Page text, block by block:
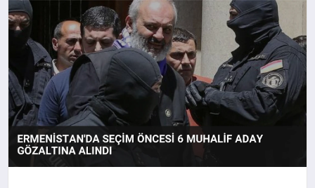
SAĞLIK
SPOR
TEKNOLOJI